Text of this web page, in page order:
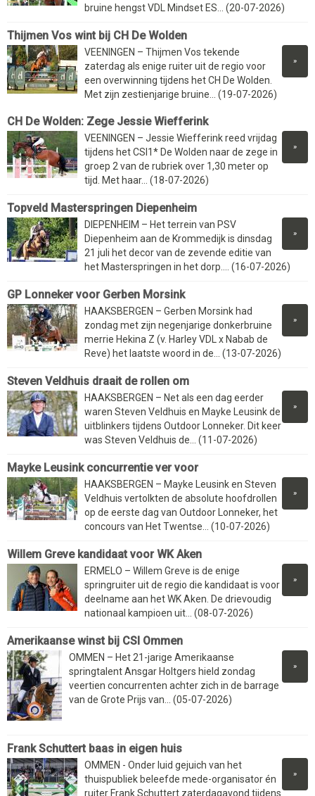
bruine hengst VDL Mindset ES... (20-07-2026)
Thijmen Vos wint bij CH De Wolden
»
VEENINGEN – Thijmen Vos tekende
zaterdag als enige ruiter uit de regio voor
een overwinning tijdens het CH De Wolden.
Met zijn zestienjarige bruine... (19-07-2026)
CH De Wolden: Zege Jessie Wiefferink
»
VEENINGEN – Jessie Wiefferink reed vrijdag
tijdens het CSI1* De Wolden naar de zege in
groep 2 van de rubriek over 1,30 meter op
tijd. Met haar... (18-07-2026)
Topveld Masterspringen Diepenheim
»
DIEPENHEIM – Het terrein van PSV
Diepenheim aan de Krommedijk is dinsdag
21 juli het decor van de zevende editie van
het Masterspringen in het dorp.... (16-07-2026)
GP Lonneker voor Gerben Morsink
»
HAAKSBERGEN – Gerben Morsink had
zondag met zijn negenjarige donkerbruine
merrie Hekina Z (v. Harley VDL x Nabab de
Reve) het laatste woord in de... (13-07-2026)
Steven Veldhuis draait de rollen om
»
HAAKSBERGEN – Net als een dag eerder
waren Steven Veldhuis en Mayke Leusink de
uitblinkers tijdens Outdoor Lonneker. Dit keer
was Steven Veldhuis de... (11-07-2026)
Mayke Leusink concurrentie ver voor
»
HAAKSBERGEN – Mayke Leusink en Steven
Veldhuis vertolkten de absolute hoofdrollen
op de eerste dag van Outdoor Lonneker, het
concours van Het Twentse... (10-07-2026)
Willem Greve kandidaat voor WK Aken
»
ERMELO – Willem Greve is de enige
springruiter uit de regio die kandidaat is voor
deelname aan het WK Aken. De drievoudig
nationaal kampioen uit... (08-07-2026)
Amerikaanse winst bij CSI Ommen
»
OMMEN – Het 21-jarige Amerikaanse
springtalent Ansgar Holtgers hield zondag
veertien concurrenten achter zich in de barrage
van de Grote Prijs van... (05-07-2026)
Frank Schuttert baas in eigen huis
»
OMMEN - Onder luid gejuich van het
thuispubliek beleefde mede-organisator én
ruiter Frank Schuttert zaterdagavond tijdens